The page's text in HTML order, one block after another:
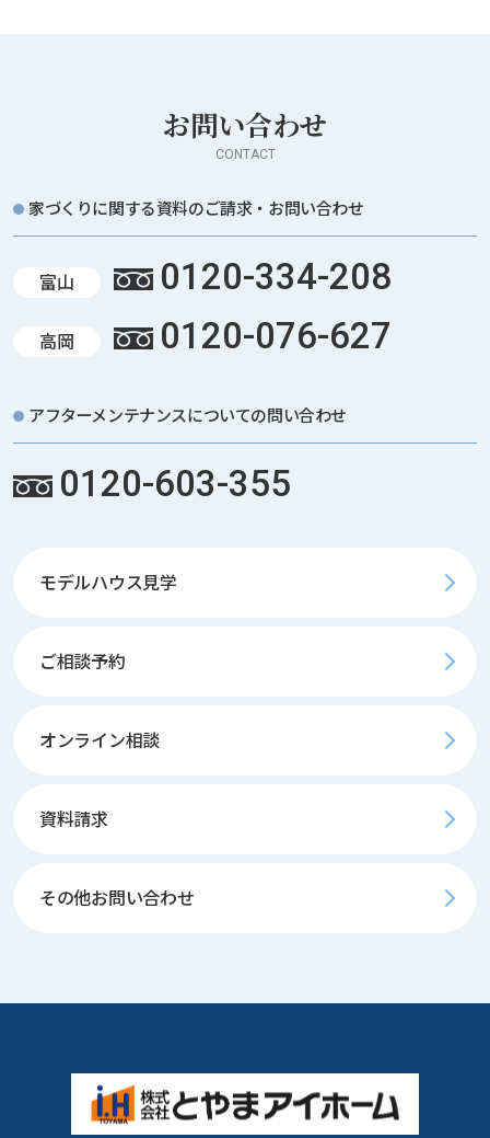
お問い合わせ
CONTACT
家づくりに関する資料のご請求・お問い合わせ
富山 0120-334-208
高岡 0120-076-627
アフターメンテナンスについての問い合わせ
0120-603-355
モデルハウス見学
ご相談予約
オンライン相談
資料請求
その他お問い合わせ